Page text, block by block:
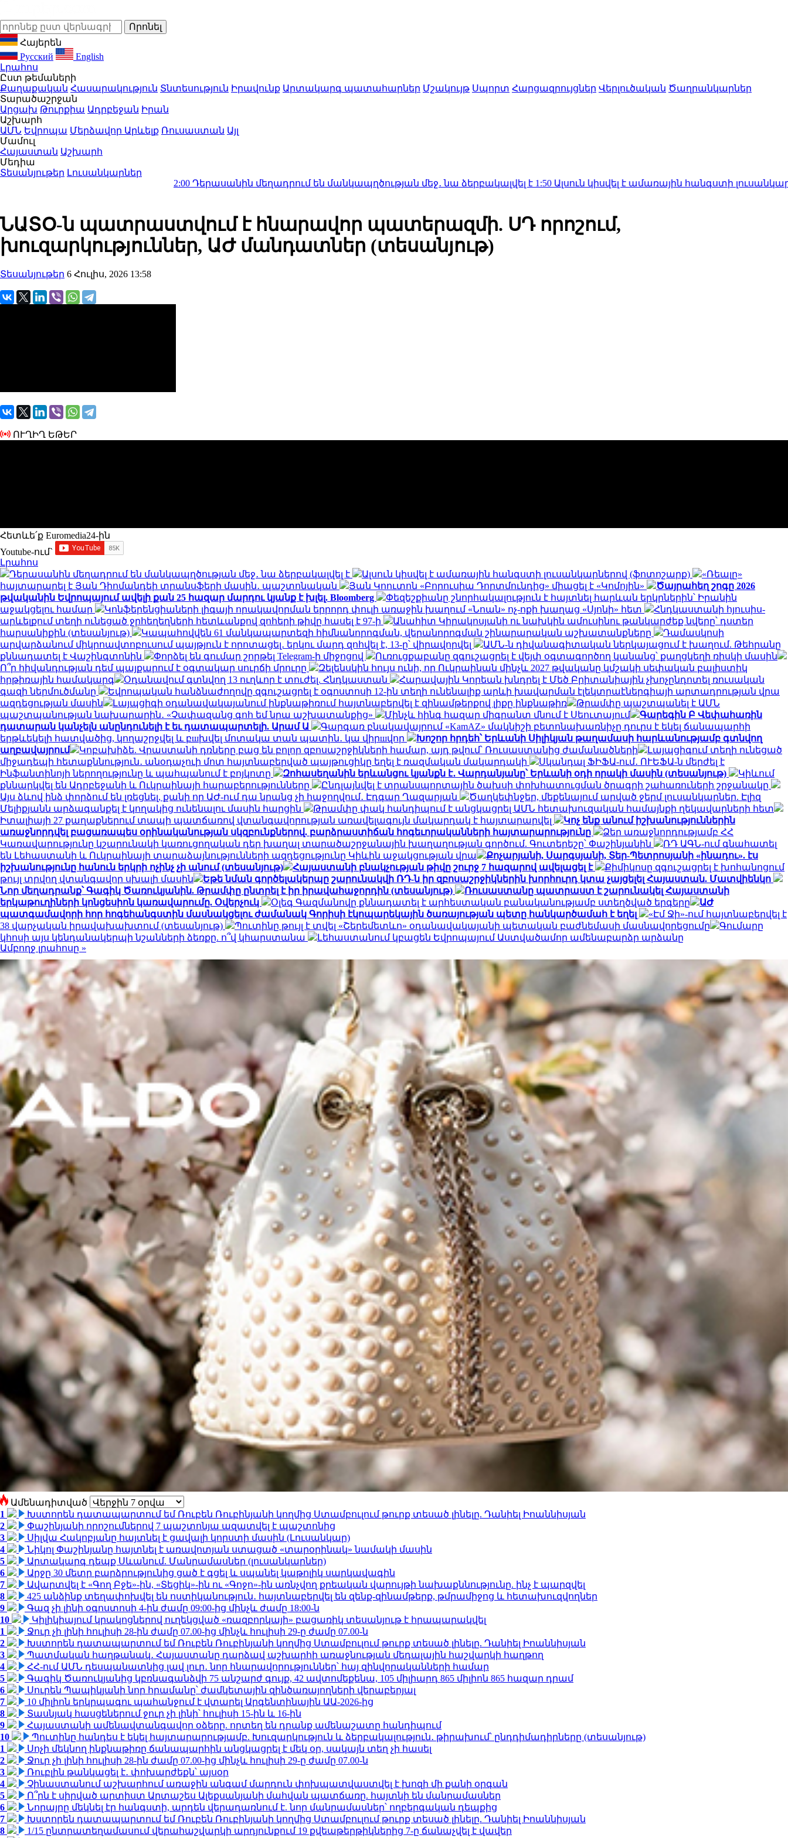
Հայերեն
Русский
English
Լրահոս
Ըստ թեմաների
Քաղաքական Հասարակություն Տնտեսություն Իրավունք Արտակարգ պատահարներ Մշակույթ Սպորտ Հարցազրույցներ Վերլուծական Ծաղրանկարներ
Տարածաշրջան
Արցախ Թուրքիա Ադրբեջան Իրան
Աշխարհ
ԱՄՆ Եվրոպա Մերձավոր Արևելք Ռուսաստան Այլ
Մամուլ
Հայաստան Աշխարհ
Մեդիա
Տեսանյութեր Լուսանկարներ
Դերասանին մեղադրում են մանկապղծության մեջ․ նա ձերբակալվել է1:50Ալսուն կիսվել է ամառային հանգստի լուսանկարներով
ՆԱՏՕ-ն պատրաստվում է հնարավոր պատերազմի. ՍԴ որոշում,
խուզարկություններ, ԱԺ մանդատներ (տեսանյութ)
Տեսանյութեր 6 Հուլիս, 2026 13:58
ՈՒՂԻՂ ԵԹԵՐ
Հետևե՛ք Euromedia24-ին
Youtube-ում`
Լրահոս
Դերասանին մեղադրում են մանկապղծության մեջ․ նա ձերբակալվել է
Ալսուն կիսվել է ամառային հանգստի լուսանկարներով (ֆոտոշարք)
«Ռեալը»
հայտարարել է Յան Դիոմանդեի տրանսֆերի մասին․ պաշտոնական
Յան Կոուտոն «Բորուսիա Դորտմունդից» միացել է «Կոմոյին»
Ծայրահեղ շոգը 2026
թվականին Եվրոպայում ավելի քան 25 հազար մարդու կյանք է խլել. Bloomberg
Փեզեշքիանը շնորհակալություն է հայտնել հարևան երկրներին՝ Իրանին
աջակցելու համար
Կոնֆերենցիաների լիգայի որակավորման երրորդ փուլի առաջին խաղում «Նոան» ոչ-ոքի խաղաց «Սյոնի» հետ
Հնդկաստանի հյուսիս-
արևելքում տեղի ունեցած ջրհեղեղների հետևանքով զոհերի թիվը հասել է 97-ի
Անահիտ Կիրակոսյանի ու նախկին ամուսինու թանկարժեք նվերը՝ դստեր
հարսանիքին (տեսանյութ)
Կապահովվեն 61 մանկապարտեզի հիմնանորոգման, վերանորոգման շինարարական աշխատանքները
Դամասկոսի
արվարձանում միկրոավտոբուսում պայթյուն է որոտացել․ երկու մարդ զոհվել է, 13-ը՝ վիրավորվել
ԱՄՆ-ն դիվանագիտական ներկայացում է խաղում. Թեհրանը
քննադատել է Վաշինգտոնին
Փորձել են գումար շորթել Telegram-ի միջոցով
Ուռուցքաբանը զգուշացրել է վեյփ օգտագործող կանանց՝ քաղցկեղի ռիսկի մասին
Ո՞ր հիվանդության դեմ պայքարում է օգտակար սուրճի մրուրը
Զելենսկին հույս ունի, որ Ուկրաինան մինչև 2027 թվականը կմշակի սեփական բալիստիկ
հրթիռային համակարգ
Օդանավում գտնվող 13 ուղևոր է տուժել. Հնդկաստան
Հարավային Կորեան խնդրել է Մեծ Բրիտանիային չխոչընդոտել ռուսական
գազի ներմուծմանը
Եվրոպական հանձնաժողովը զգուշացրել է օգոստոսի 12-ին տեղի ունենալիք արևի խավարման էլեկտրաէներգիայի արտադրության վրա
ազդեցության մասին
Լայպցիգի օդանավակայանում ինքնաթիռում հայտնաբերվել է զինամթերքով լիքը ինքնաթիռ
Թրամփը պաշտպանել է ԱՄՆ
պաշտպանության նախարարին․ «Չափազանց գոհ եմ նրա աշխատանքից»
Մինչև հինգ հազար միգրանտ մնում է Սեուտայում
Գարեգին Բ Վեփահառին
դատարան կանչելն անընդունելի է եւ դատապարտելի. Արամ Ա
Գարգառ բնակավայրում «KamAZ» մակնիշի բետոնախառնիչը դուրս է եկել ճանապարհի
երթևեկելի հատվածից, կողաշրջվել և բшխվել մոտակա տան պատին․ կա վիրшվոր
Խոշոր հրդեհ՝ Երևանի Սիլիկյան թաղամասի հարևանությամբ գտնվող
աղբավայրում
Կոբախիձե. Վրաստանի դռները բաց են բոլոր զբոսաշրջիկների համար, այդ թվում՝ Ռուսաստանից ժամանածների
Լայպցիգում տեղի ունեցած
միջադեպի հետաքննություն․ անօդաչուի մոտ հայտնաբերված պայթուցիկը եղել է ռազմական մակարդակի
Սկանդալ ՖԻՖԱ-ում․ ՈՒԵՖԱ-ն մերժել է
Ինֆանտինոյի ներողությունը և պահպանում է բոյկոտը
Զոհասեղանին երևանցու կյանքն է․ Վարդանյանը՝ Երևանի օդի որակի մասին (տեսանյութ)
Կիևում
քննարկվել են Ադրբեջանի և Ուկրաինայի հարաբերությունները
Ընդլայնվել է տրանսպորտային ծախսի փոխհատուցման ծրագրի շահառուների շրջանակը
Այս ձևով ինձ փորձում են լռեցնել, քանի որ ԱԺ-ում դա նրանց չի հաջողվում․ Էդգար Ղազարյան
Ծաղկեփնջեր, մեքենայում արված ջերմ լուսանկարներ. Էլիզ
Մելիքյանն արձագանքել է կողակից ունենալու մասին հարցին
Թրամփը փակ հանդիպում է անցկացրել ԱՄՆ հետախուզական համայնքի ղեկավարների հետ
Իտալիայի 27 քաղաքներում տապի պատճառով վտանգավորության առավելագույն մակարդակ է հայտարարվել
Կոչ ենք անում իշխանություններին
առաջնորդվել բացառապես օրինականության սկզբունքներով. բարձրաստիճան հոգեւորականների հայտարարությունը
Ձեր առաջնորդությամբ ՀՀ
Կառավարությունը կշարունակի կառուցողական դեր խաղալ տարածաշրջանային խաղաղության գործում. Գուտերեշը՝ Փաշինյանին
ՌԴ ԱԳՆ-ում գնահատել
են Լեհաստանի և Ուկրաինայի տարաձայնությունների ազդեցությունը Կիևին աջակցության վրա
Քոչարյանի, Սարգսյանի, Տեր-Պետրոսյանի «ինադու». էս
իշխանությունը հանուն երկրի ոչինչ չի անում (տեսանյութ)
Հայաստանի բնակչության թիվը շուրջ 7 հազարով ավելացել է
Քիմիկոսը զգուշացրել է խոհանոցում
թույլ տրվող վտանգավոր սխալի մասին
Եթե նման գործելակերպը շարունակվի ՌԴ-ն իր զբոսաշրջիկներին խորհուրդ կտա չայցելել Հայաստան. Մատվիենկո
Նոր մեղադրանք՝ Գագիկ Ծառուկյանին. Թրամփը ընտրել է իր իրավահաջորդին (տեսանյութ)
Ռուսաստանը պատրաստ է շարունակել Հայաստանի
երկաթուղիների կոնցեսիոն կառավարումը. Օվերչուկ
Օլեգ Գազմանովը քննադատել է արհեստական բանականությամբ ստեղծված երգերը
ԱԺ
պատգամավորի հոր հոգեհանգստին մասնակցելու ժամանակ Գորիսի էկոպարեկային ծառայության պետը հանկարծամահ է եղել
«Էմ Ջի»-ում հայտնաբերվել է
38 վարչական իրավախախտում (տեսանյութ)
Պուտինը թույլ է տվել «Շերեմետևո» օդանավակայանի պետական բաժնեմասի մասնավորեցումը
Գումարը
կհոսի այս կենդանակերպի նշանների ձեռքը. ո՞վ կհարստանա
Լեհաստանում կբացեն Եվրոպայում Աստվածամոր ամենաբարձր արձանը
Ամբողջ լրահոսը »
Ամենադիտված
1
Խստորեն դատապարտում եմ Ռուբեն Ռուբինյանի կողմից Ստամբուլում թուրք տեսած լինելը. Դանիել Իոաննիսյան
2
Փաշինյանի որոշումներով 7 պաշտոնյա ազատվել է պաշտոնից
3
Սիլվա Հակոբյանը հայտնել է ցավալի կորստի մասին (Լուսանկար)
4
Նիկոլ Փաշինյանը հայտնել է առավոտյան ստացած «տարօրինակ» նամակի մասին
5
Արտակարգ դեպք Սևանում. Մանրամասներ (լուսանկարներ)
6
Արջը 30 մետր բարձրությունից ցած է գցել և սպանել կաթոլիկ սարկավագին
7
Ավարտվել է «Գող Բջե»-ին, «Տեցիկ»-ին ու «Գոջո»-ին առնչվող քրեական վարույթի նախաքննությունը. ինչ է պարզվել
8
425 անձինք տեղափոխվել են ոստիկանություն․ հայտնաբերվել են զենք-զինամթերք, թմրամիջոց և հետախուզվողներ
9
Գազ չի լինի օգոստոսի 4-ին ժամը 09:00-ից մինչև ժամը 18:00-ն
10
Կիլիկիայում կրակոցներով ուղեկցված «ռազբորկայի» բացառիկ տեսանյութ է հրապարակվել
1
Ջուր չի լինի հուլիսի 28-ին ժամը 07.00-ից մինչև հուլիսի 29-ը ժամը 07.00-ն
2
Խստորեն դատապարտում եմ Ռուբեն Ռուբինյանի կողմից Ստամբուլում թուրք տեսած լինելը. Դանիել Իոաննիսյան
3
Պատմական հաղթանակ․ Հայաստանը դարձավ աշխարհի առաջնության մեդալային հաշվարկի հաղթող
4
ՀՀ-ում ԱՄՆ դեսպանատնից լավ լուր․ նոր հնարավորություններ՝ հայ զինվորականների համար
5
Գագիկ Ծառուկյանից կբռնագանձվի 75 անշարժ գույք, 42 ավտոմեքենա, 105 միլիարդ 865 միլիոն 865 հազար դրամ
6
Սուրեն Պապիկյանի նոր հրամանը՝ ժամկետային զինծառայողների վերաբերյալ
7
10 միլիոն երկրպագու պահանջում է վտարել Արգենտինային ԱԱ-2026-ից
8
Տասնյակ հասցեներում ջուր չի լինի՝ հուլիսի 15-ին և 16-ին
9
Հայաստանի ամենավտանգավոր օձերը. որտեղ են դրանք ամենաշատը հանդիպում
10
Պուտինը հանդես է եկել հայտարարությամբ. Խուզարկություն և ձերբակալություն․ թիրախում՝ ընդդիմադիրները (տեսանյութ)
1
Սոչի մեկնող ինքնաթիռը ճանապարհին անցկացրել է մեկ օր, սակայն տեղ չի հասել
2
Ջուր չի լինի հուլիսի 28-ին ժամը 07.00-ից մինչև հուլիսի 29-ը ժամը 07.00-ն
3
Ռուբլին թանկացել է․ փոխարժեքն՝ այսօր
4
Չինաստանում աշխարհում առաջին անգամ մարդուն փոխպատվաստվել է խոզի մի քանի օրգան
5
Ո՞րն է սիրված արտիստ Արտաշես Ալեքսանյանի մահվան պատճառը. հայտնի են մանրամասներ
6
Նորայրը մեկնել էր հանգստի, արդեն վերադառնում է. նոր մանրամասներ՝ ողբերգական դեպքից
7
Խստորեն դատապարտում եմ Ռուբեն Ռուբինյանի կողմից Ստամբուլում թուրք տեսած լինելը. Դանիել Իոաննիսյան
8
1/15 ընտրատեղամասում վերահաշվարկի արդյունքում 19 քվեաթերթիկներից 7-ը ճանաչվել է վավեր